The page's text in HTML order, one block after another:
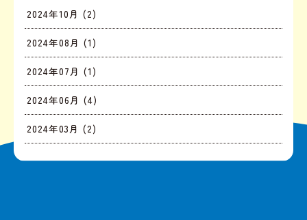
2024年10月 (2)
2024年08月 (1)
2024年07月 (1)
2024年06月 (4)
2024年03月 (2)